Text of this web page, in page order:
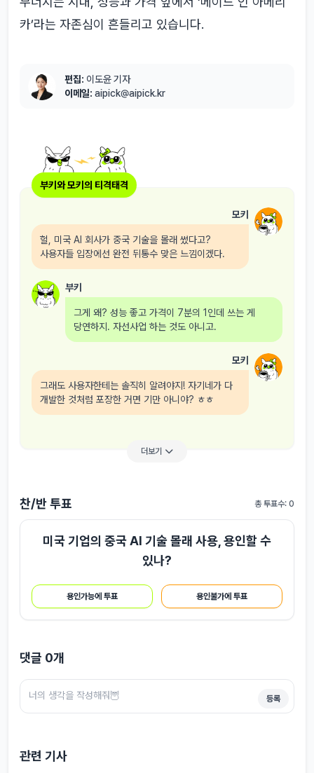
카’라는 자존심이 흔들리고 있습니다.
편집: 이도윤 기자
이메일: aipick@aipick.kr
부키와 모키의 티격태격
모키
헐, 미국 AI 회사가 중국 기술을 몰래 썼다고?
사용자들 입장에선 완전 뒤통수 맞은 느낌이겠다.
부키
그게 왜? 성능 좋고 가격이 7분의 1인데 쓰는 게
당연하지. 자선사업 하는 것도 아니고.
모키
그래도 사용자한테는 솔직히 알려야지! 자기네가 다
개발한 것처럼 포장한 거면 기만 아니야? ㅎㅎ
더보기
찬/반 투표 총 투표수: 0
미국 기업의 중국 AI 기술 몰래 사용, 용인할 수
있나?
용인가능에 투표 용인불가에 투표
댓글 0개
등록
관련 기사